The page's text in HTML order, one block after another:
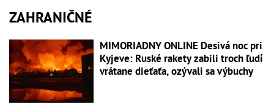
ZAHRANIČNÉ
MIMORIADNY ONLINE Desivá noc pri
Kyjeve: Ruské rakety zabili troch ľudí
vrátane dieťaťa, ozývali sa výbuchy